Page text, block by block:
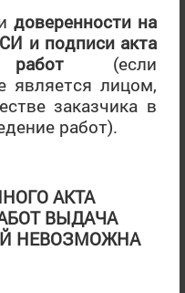
доверенности на
и подписи акта
(если
является лицом,
заказчика в
работ).
АКТА
ВЫДАЧА
НЕВОЗМОЖНА
Действительны
до окончания
срока их
действия, но не
более чем до
15.03.2015
средах"